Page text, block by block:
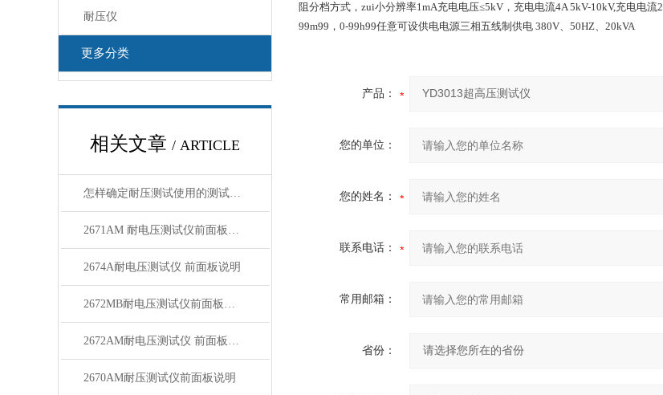
耐压仪
更多分类
相关文章 / ARTICLE
怎样确定耐压测试使用的测试电压呢？
2671AM 耐电压测试仪前面板说明
2674A耐电压测试仪 前面板说明
2672MB耐电压测试仪前面板说明
2672AM耐电压测试仪 前面板说明
2670AM耐压测试仪前面板说明
阻分档方式，zui小分辨率1mA充电电压≤5kV，充电电流4A 5kV-10kV,充电电
99m99，0-99h99任意可设供电电源三相五线制供电 380V、50HZ、20kVA
产品：
您的单位：
您的姓名：
联系电话：
常用邮箱：
省份：